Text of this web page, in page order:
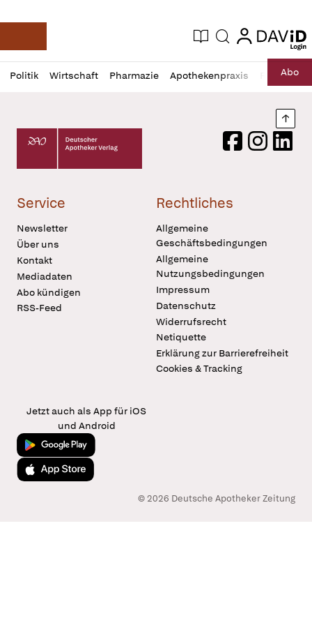
Deutsche Apotheker Zeitung
Aktuelle Ausgabe
Suche login
login
Politik Wirtschaft Pharmazie Apothekenpraxis RechtAbo
Profil
öffnen
Daz
Pur
Deutscher Apotheker Verlag Logo
FacebookInstagram
Service
Newsletter
Über uns
Kontakt
Mediadaten
Abo kündigen
RSS-Feed
Rechtliches
Allgemeine
Geschäftsbedingungen
Allgemeine
Nutzungsbedingungen
Impressum
Datenschutz
Widerrufsrecht
Netiquette
Erklärung zur Barrierefreiheit
Cookies & Tracking
Jetzt auch als App für iOS
und Android
Jetzt bei Google Play
Laden im App Store
© 2026 Deutsche Apotheker Zeitung